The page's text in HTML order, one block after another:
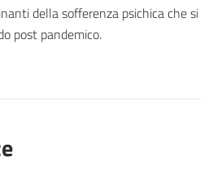
della sofferenza psichica che si
post pandemico.